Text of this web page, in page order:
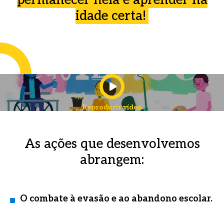
idade certa!
Reproduzir vídeo
As ações que desenvolvemos
abrangem:
O combate à evasão e ao abandono escolar.